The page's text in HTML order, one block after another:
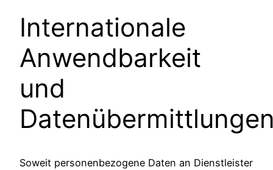
Internationale
Anwendbarkeit
und
Soweit personenbezogene Daten an Dienstleister